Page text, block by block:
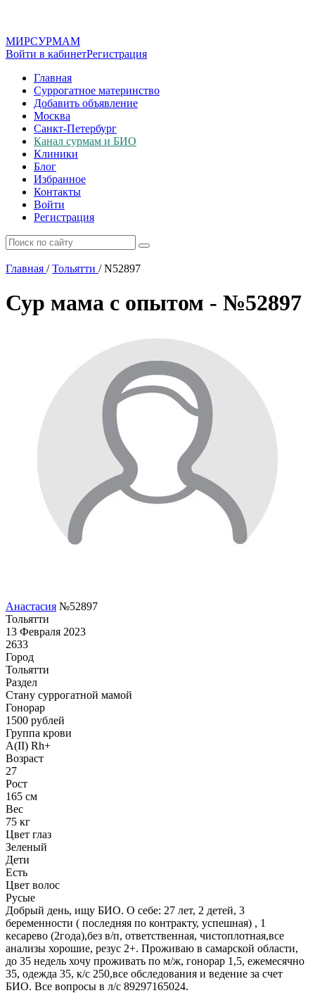
МИРСУРМАМ
Войти в кабинетРегистрация
Главная
Суррогатное материнство
Добавить объявление
Москва
Санкт-Петербург
Канал сурмам и БИО
Клиники
Блог
Избранное
Контакты
Войти
Регистрация
Главная / Тольятти /N52897
Сур мама с опытом - №52897
Анастасия №52897
Тольятти
13 Февраля 2023
2633
Город
Тольятти
Раздел
Cтану суррогатной мамой
Гонoрар
1500 рублей
Группа крови
A(II) Rh+
Возраст
27
Рост
165 см
Вес
75 кг
Цвет глаз
Зеленый
Дети
Есть
Цвет волос
Русые
Добрый день, ищу БИО. О себе: 27 лет, 2 детей, 3
беременности ( последняя по контракту, успешная) , 1
кесарево (2года),без в/п, ответственная, чистоплотная,все
анализы хорошие, резус 2+. Проживаю в самарской области,
до 35 недель хочу проживать по м/ж, гонорар 1,5, ежемесячно
35, одежда 35, к/с 250,все обследования и ведение за счет
БИО. Все вопросы в л/с 89297165024.